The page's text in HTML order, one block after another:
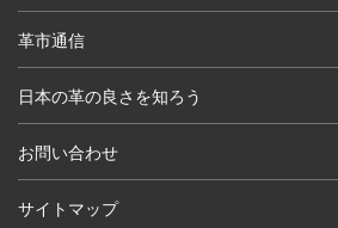
革市通信
日本の革の良さを知ろう
お問い合わせ
サイトマップ